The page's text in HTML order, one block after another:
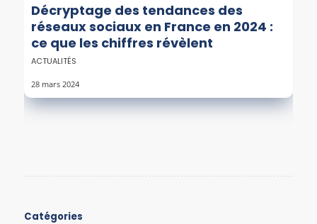
Décryptage des tendances des
réseaux sociaux en France en 2024 :
ce que les chiffres révèlent
ACTUALITÉS
28 mars 2024
Catégories